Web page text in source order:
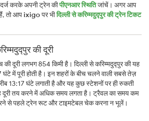
करके अपनी ट्रेन कीपीएनआर स्थितिजांचें। अगर आप
तो आपixigoपर भीदिल्ली से करिम्मदुद्पुर की ट्रेन टिकट
की दूरी
की दूरी लगभग 854 किमी है। दिल्ली से करिम्मदुद्पुर की यह
घंटे में पूरी होती है। इन शहरों के बीच चलने वाली सबसे तेज़
13:17 घंटे लगाती है और यह कुछ स्टेशनों पर ही रुकती
तय करने में अधिक समय लगता है। ट्रैवल का समय कम
से पहले ट्रेन रूट और टाइमटेबल चेक करना न भूलें।